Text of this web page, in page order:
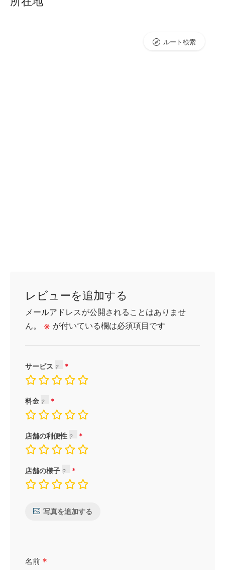
ルート検索
レビューを追加する
メールアドレスが公開されることはありませ
ん。
※ が付いている欄は必須項目です
サービス
料金
店舗の利便性
店舗の様子
写真を追加する
名前 *